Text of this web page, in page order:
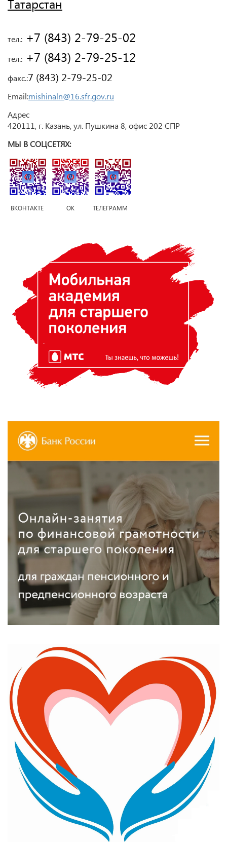
Татарстан
тел.: +7 (843) 2-79-25-02
тел.: +7 (843) 2-79-25-12
факс.:7 (843) 2-79-25-02
Email:mishinaln@16.sfr.gov.ru
Адрес
420111, г. Казань, ул. Пушкина 8, офис 202 СПР
МЫ В СОЦСЕТЯХ:
ВКОНТАКТЕ ОК ТЕЛЕГРАММ